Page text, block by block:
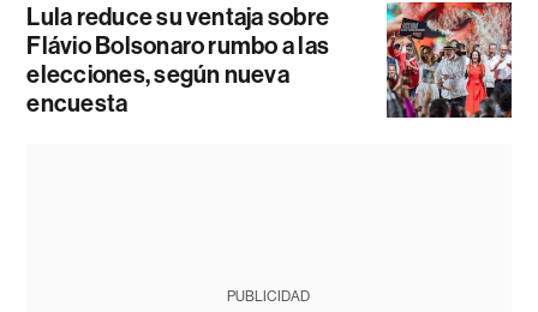
Lula reduce su ventaja sobre
Flávio Bolsonaro rumbo a las
elecciones, según nueva
encuesta
PUBLICIDAD